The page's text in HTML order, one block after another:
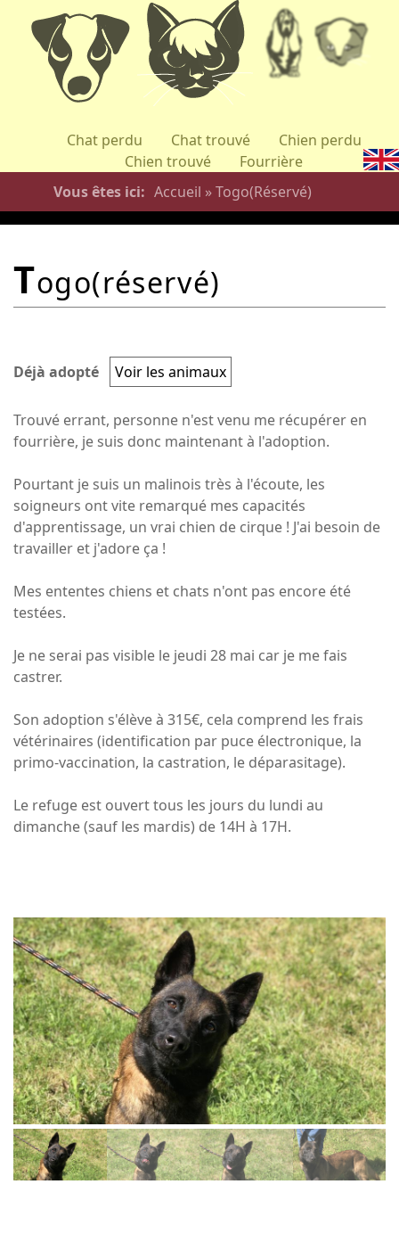
Aller
au
contenu
principal
Chat perdu Chat trouvé
Chien perdu
Chien trouvé
Fourrière
Vous êtes ici
Accueil »Togo(Réservé)
togo(réservé)
Déjà adopté Voir les animaux
Trouvé errant, personne n'est venu me récupérer en
fourrière, je suis donc maintenant à l'adoption.
Pourtant je suis un malinois très à l'écoute, les
soigneurs ont vite remarqué mes capacités
d'apprentissage, un vrai chien de cirque ! J'ai besoin de
travailler et j'adore ça !
Mes ententes chiens et chats n'ont pas encore été
testées.
Je ne serai pas visible le jeudi 28 mai car je me fais
castrer.
Son adoption s'élève à 315€, cela comprend les frais
vétérinaires (identification par puce électronique, la
primo-vaccination, la castration, le déparasitage).
Le refuge est ouvert tous les jours du lundi au
dimanche (sauf les mardis) de 14H à 17H.